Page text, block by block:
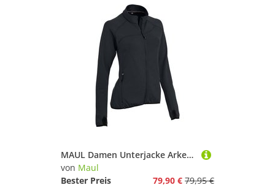
MAUL Damen Unterjacke Arkenberge - leichte Fleecejac
von Maul
Bester Preis
79,90 € 79,95 €